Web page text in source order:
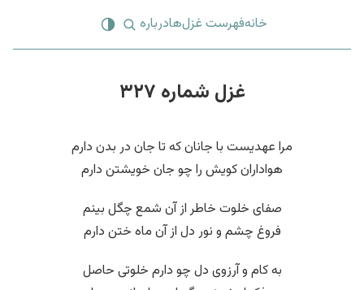
خانهفهرست غزل‌هادرباره
غزل شماره ۳۲۷
مرا عهدیست با جانان که تا جان در بدن دارم
هواداران کویش را چو جان خویشتن دارم
صفای خلوت خاطر از آن شمع چگل بینم
فروغ چشم و نور دل از آن ماه ختن دارم
به کام و آرزوی دل چو دارم خلوتی حاصل